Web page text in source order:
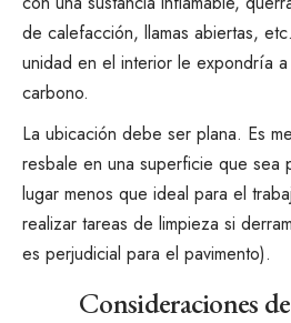
de calefacción, llamas abiertas,
unidad en el interior le expondría
carbono.
La ubicación debe ser plana. Es
resbale en una superficie que sea
lugar menos que ideal para el
realizar tareas de limpieza si
es perjudicial para el pavimento).
Consideraciones